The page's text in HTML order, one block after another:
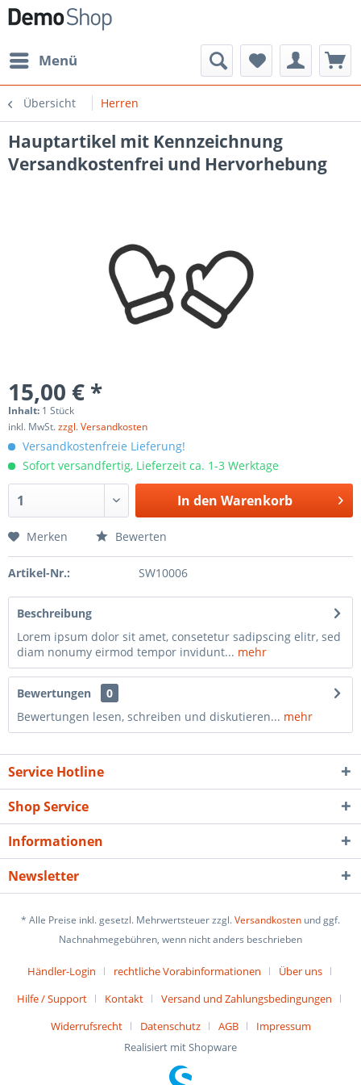
Menü
Übersicht Herren
Hauptartikel mit Kennzeichnung
Versandkostenfrei und Hervorhebung
15,00 € *
Inhalt: 1 Stück
inkl. MwSt.zzgl. Versandkosten
Versandkostenfreie Lieferung!
Sofort versandfertig, Lieferzeit ca. 1-3 Werktage
In den Warenkorb
Merken Bewerten
Artikel-Nr.: SW10006
Beschreibung
Lorem ipsum dolor sit amet, consetetur sadipscing elitr, sed
diam nonumy eirmod tempor invidunt... mehr
Bewertungen
0
Bewertungen lesen, schreiben und diskutieren... mehr
Service Hotline
Shop Service
Informationen
Newsletter
* Alle Preise inkl. gesetzl. Mehrwertsteuer zzgl.Versandkosten und ggf.
Nachnahmegebühren, wenn nicht anders beschrieben
Händler-Login rechtliche Vorabinformationen
Über uns
Hilfe / Support
Kontakt
Versand und Zahlungsbedingungen
Widerrufsrecht
Datenschutz AGB
Impressum
Realisiert mit Shopware